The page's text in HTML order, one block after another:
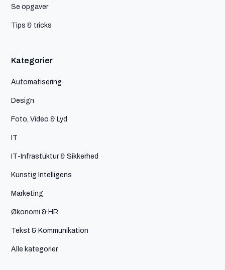
Se opgaver
Tips & tricks
Kategorier
Automatisering
Design
Foto, Video & Lyd
IT
IT-Infrastuktur & Sikkerhed
Kunstig Intelligens
Marketing
Økonomi & HR
Tekst & Kommunikation
Alle kategorier